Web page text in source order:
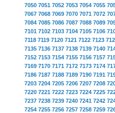
7050 7051 7052 7053 7054 7055
7067 7068 7069 7070 7071 7072
7084 7085 7086 7087 7088 7089
7101 7102 7103 7104 7105 7106
7118 7119 7120 7121 7122 7123
7135 7136 7137 7138 7139 7140
7152 7153 7154 7155 7156 7157
7169 7170 7171 7172 7173 7174
7186 7187 7188 7189 7190 7191
7203 7204 7205 7206 7207 7208
7220 7221 7222 7223 7224 7225
7237 7238 7239 7240 7241 7242
7254 7255 7256 7257 7258 7259